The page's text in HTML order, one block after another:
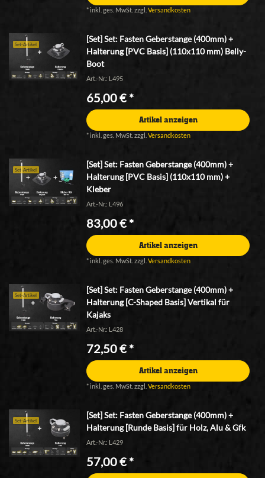
* inkl. ges. MwSt. zzgl.Versandkosten
Set-Artikel
[Set] Set: Fasten Geberstange (400mm) +
Halterung [PVC Basis] (110x110 mm) Belly-
Boot
Art.-Nr.: L495
65,00 € *
Artikel anzeigen
*inkl. ges. MwSt. zzgl.Versandkosten
Set-Artikel
[Set] Set: Fasten Geberstange (400mm) +
Halterung [PVC Basis] (110x110 mm) +
Kleber
Art.-Nr.: L496
83,00 € *
Artikel anzeigen
*inkl. ges. MwSt. zzgl.Versandkosten
Set-Artikel
[Set] Set: Fasten Geberstange (400mm) +
Halterung [C-Shaped Basis] Vertikal für
Kajaks
Art.-Nr.: L428
72,50 € *
Artikel anzeigen
*inkl. ges. MwSt. zzgl.Versandkosten
Set-Artikel
[Set] Set: Fasten Geberstange (400mm) +
Halterung [Runde Basis] für Holz, Alu & Gfk
Art.-Nr.: L429
57,00 € *